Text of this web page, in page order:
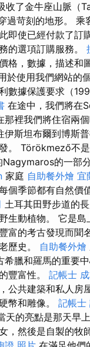
收了金牛座山脈（
過苛刻的地形。 乘
即使已經付款了訂
的選項訂購服務。
格，數據，描述和
於使用我們網站的
數據保護要求（
在途中，我們將在
裡我們將住宿兩個
伊斯坦布爾到博斯
。 Törökmező不是
的一部
家庭 自助餐外燴 宜
個季節都有自然價
土耳其田野步道的
生動植物。 它是島
富的考古發現而聞
歷史。 自助餐外燴
希臘和羅馬的重要
豐富性。 記帳士
公共建築和私人房
幣和雕像。 記帳士
天的亮點是那天早
，然後是自製的牧